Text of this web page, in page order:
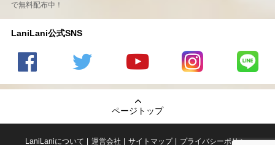
で無料配布中！
LaniLani公式SNS
の
のtwitter
の
Youtube
チャンネ
LaniLani
LaniLani
ページトップ
LaniLaniについて 運営会社 サイトマップ プライバシーポリシー